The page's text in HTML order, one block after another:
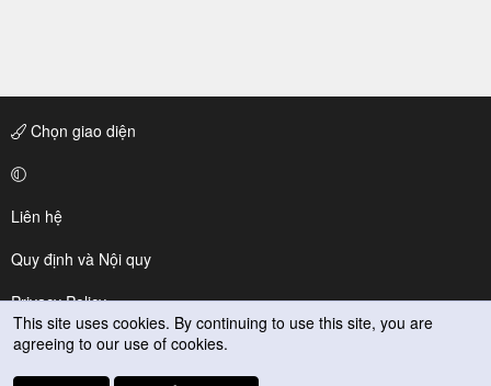
Chọn giao diện
Liên hệ
Quy định và Nội quy
Privacy Policy
Trợ giúp
This site uses cookies. By continuing to use this site, you are
agreeing to our use of cookies.